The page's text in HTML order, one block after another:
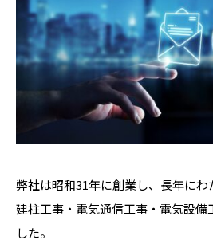
弊社は昭和31年に創業し、長年にわ
建柱工事・電気通信工事・電気設備
した。